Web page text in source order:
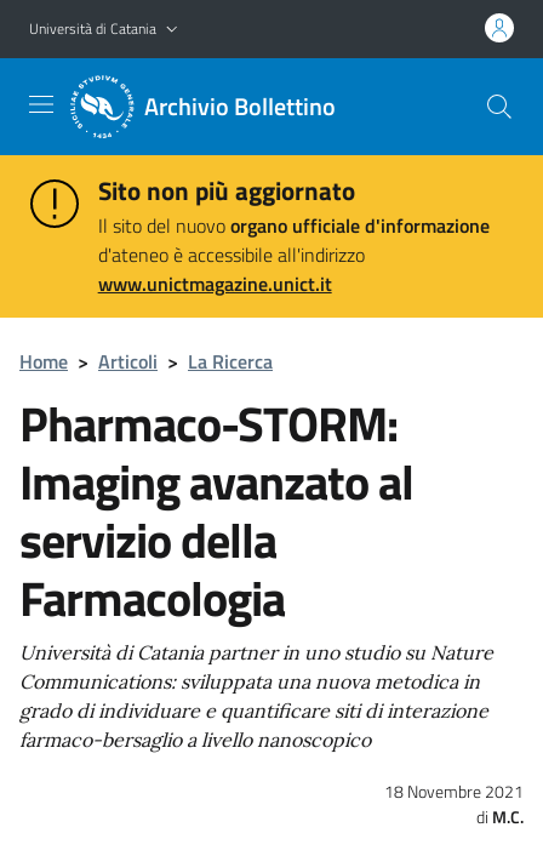
Vai al contenuto principale
Vai al menu di navigazione
Università di Catania
Archivio Bollettino
Sito non più aggiornato
Il sito del nuovoorgano ufficiale d'informazione
d'ateneo è accessibile all'indirizzo
www.unictmagazine.unict.it
Home > Articoli > La Ricerca
Pharmaco-STORM:
Imaging avanzato al
servizio della
Farmacologia
Università di Catania partner in uno studio su Nature
Communications: sviluppata una nuova metodica in
grado di individuare e quantificare siti di interazione
farmaco-bersaglio a livello nanoscopico
18 Novembre 2021
M.C.